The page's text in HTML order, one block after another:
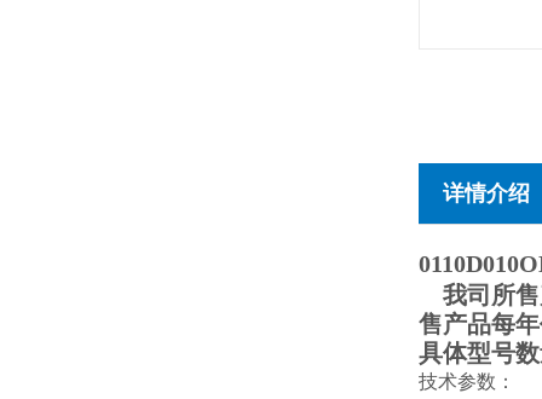
详情介绍
我司所售
售产品每
具体型号
技术参数：